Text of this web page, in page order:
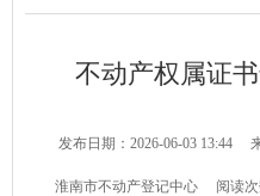
不动产权属证
发布日期：2026-06-03 13:44
淮南市不动产登记中心 阅读次